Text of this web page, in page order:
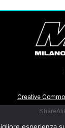
Creative